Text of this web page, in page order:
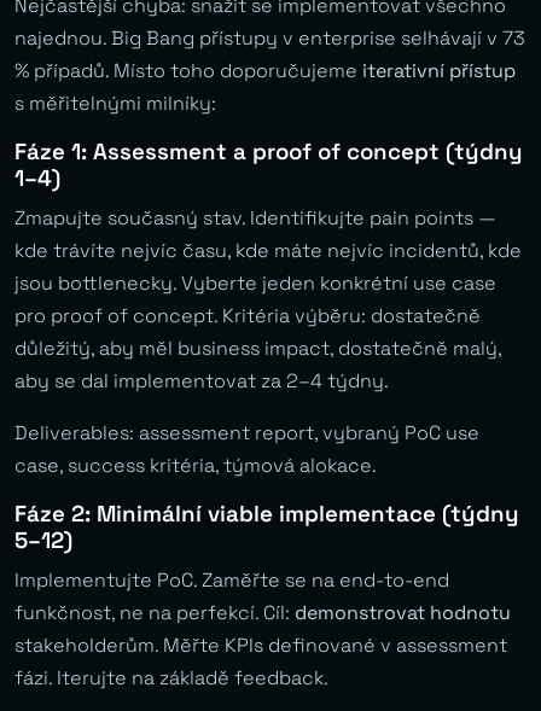
Nejčastější chyba: snažit se implementovat všechno
najednou. Big Bang přístupy v enterprise selhávají v 73
% případů. Místo toho doporučujeme iterativní přístup
s měřitelnými milníky:
Fáze 1: Assessment a proof of concept (týdny
1–4)
Zmapujte současný stav. Identifikujte pain points —
kde trávíte nejvíc času, kde máte nejvíc incidentů, kde
jsou bottlenecky. Vyberte jeden konkrétní use case
pro proof of concept. Kritéria výběru: dostatečně
důležitý, aby měl business impact, dostatečně malý,
aby se dal implementovat za 2–4 týdny.
Deliverables: assessment report, vybraný PoC use
case, success kritéria, týmová alokace.
Fáze 2: Minimální viable implementace (týdny
5–12)
Implementujte PoC. Zaměřte se na end-to-end
funkčnost, ne na perfekcí. Cíl: demonstrovat hodnotu
stakeholderům. Měřte KPIs definované v assessment
fázi. Iterujte na základě feedback.